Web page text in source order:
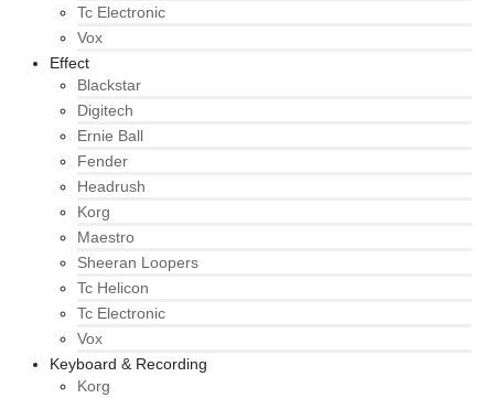
Tc Electronic
Vox
Effect
Blackstar
Digitech
Ernie Ball
Fender
Headrush
Korg
Maestro
Sheeran Loopers
Tc Helicon
Tc Electronic
Vox
Keyboard & Recording
Korg